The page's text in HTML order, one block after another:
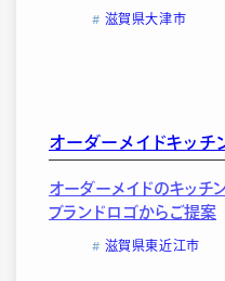
滋賀県大津市
オーダーメイドキッチ
オーダーメイドのキッチ
ブランドロゴからご提案
滋賀県東近江市